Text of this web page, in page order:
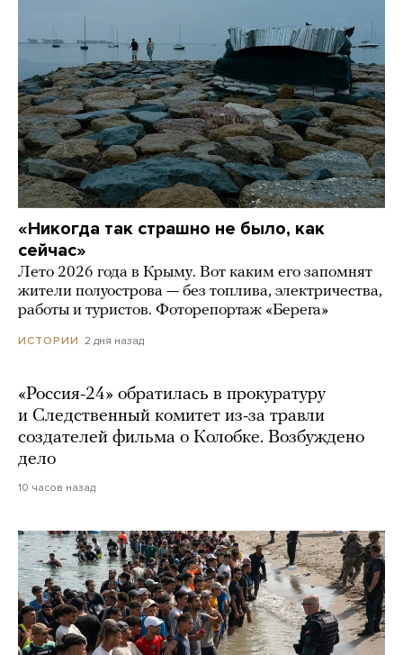
«Никогда так страшно не было, как
сейчас»
Лето 2026 года в Крыму. Вот каким его запомнят
жители полуострова — без топлива, электричества,
работы и туристов. Фоторепортаж «Берега»
ИСТОРИИ 2 дня назад
«Россия-24» обратилась в прокуратуру
и Следственный комитет из-за травли
создателей фильма о Колобке. Возбуждено
дело
10 часов назад